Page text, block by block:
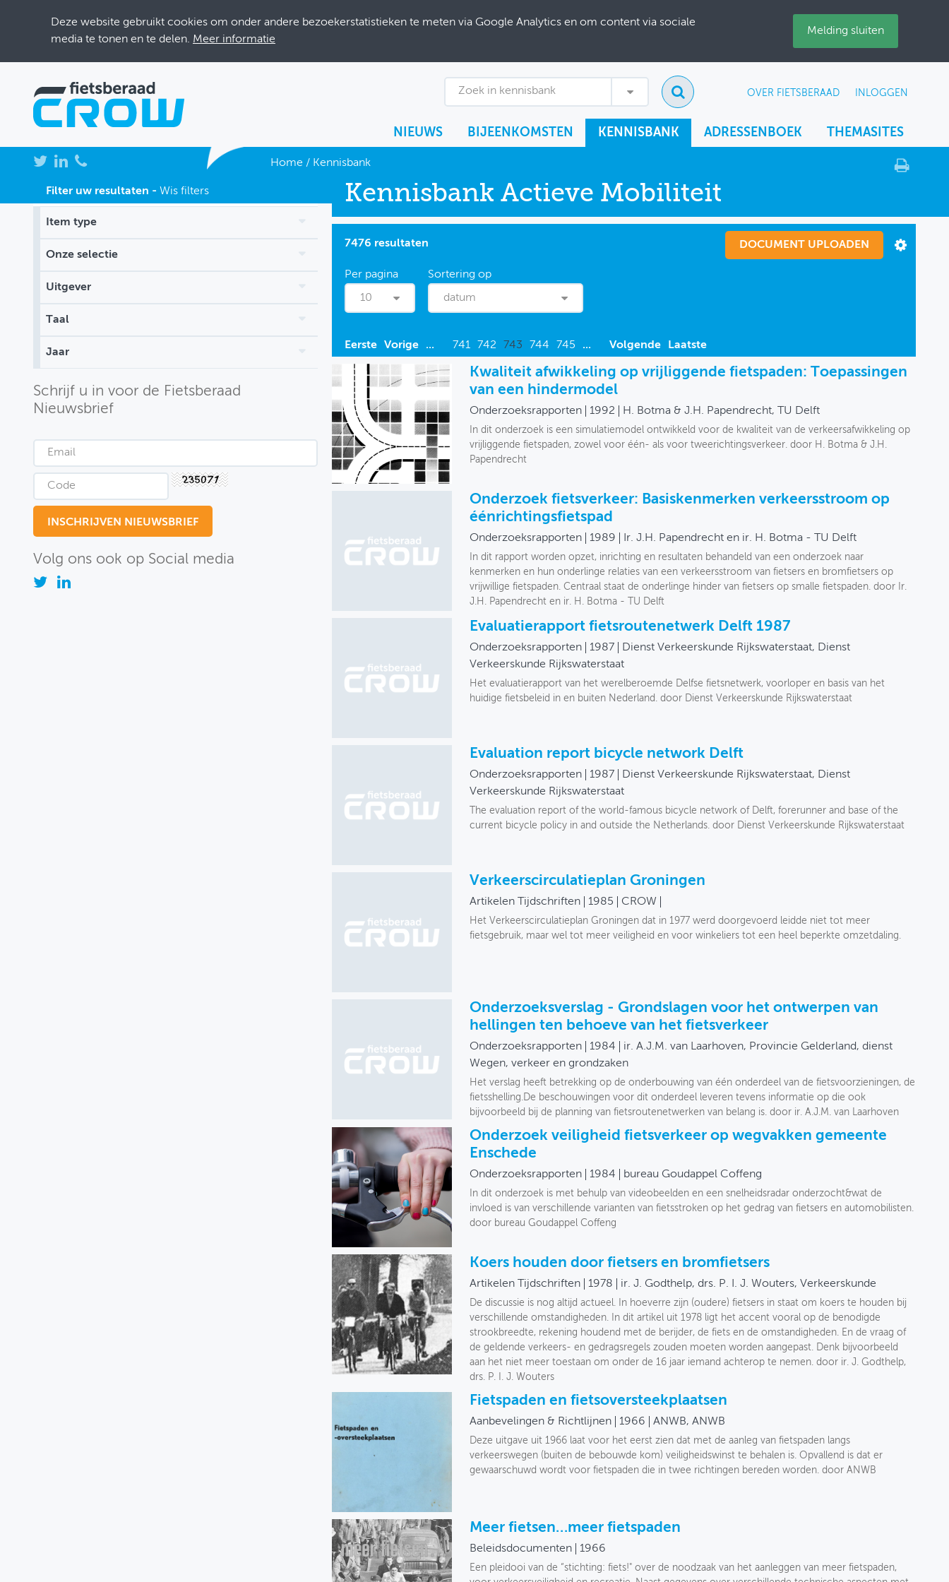
Deze website gebruikt cookies om onder andere bezoekerstatistieken te meten via Google Analytics en om content via sociale
media te tonen en te delen. Meer informatie
Melding sluiten
Zoek in kennisbank OVER FIETSBERAAD INLOGGEN
NIEUWS BIJEENKOMSTEN KENNISBANK ADRESSENBOEK THEMASITES
NIEUWS
BIJEENKOMSTEN
KENNISBANK
ADRESSENBOEK
OVER FIETSBERAAD
Home / Kennisbank
Filter uw resultaten - Wis filters
Item type
Onze selectie
Uitgever
Taal
Jaar
Schrijf u in voor de Fietsberaad
Nieuwsbrief
Volg ons ook op Social media
Kennisbank Actieve Mobiliteit
7476 resultaten DOCUMENT UPLOADEN
10 datum
Eerste Vorige ... 741 742 743 744 745 ... Volgende Laatste
Kwaliteit afwikkeling op vrijliggende fietspaden: Toepassingen
van een hindermodel
Onderzoeksrapporten 1992 H. Botma & J.H. Papendrecht, TU Delft
In dit onderzoek is een simulatiemodel ontwikkeld voor de kwaliteit van de verkeersafwikkeling op
vrijliggende fietspaden, zowel voor één- als voor tweerichtingsverkeer. door H. Botma & J.H.
Papendrecht
Onderzoek fietsverkeer: Basiskenmerken verkeersstroom op
éénrichtingsfietspad
Onderzoeksrapporten 1989 Ir. J.H. Papendrecht en ir. H. Botma - TU Delft
In dit rapport worden opzet, inrichting en resultaten behandeld van een onderzoek naar
kenmerken en hun onderlinge relaties van een verkeersstroom van fietsers en bromfietsers op
vrijwillige fietspaden. Centraal staat de onderlinge hinder van fietsers op smalle fietspaden. door Ir.
J.H. Papendrecht en ir. H. Botma - TU Delft
Evaluatierapport fietsroutenetwerk Delft 1987
Onderzoeksrapporten 1987
Dienst Verkeerskunde Rijkswaterstaat, Dienst
Verkeerskunde Rijkswaterstaat
Het evaluatierapport van het werelberoemde Delfse fietsnetwerk, voorloper en basis van het
huidige fietsbeleid in en buiten Nederland. door Dienst Verkeerskunde Rijkswaterstaat
Evaluation report bicycle network Delft
Onderzoeksrapporten 1987
Dienst Verkeerskunde Rijkswaterstaat, Dienst
Verkeerskunde Rijkswaterstaat
The evaluation report of the world-famous bicycle network of Delft, forerunner and base of the
current bicycle policy in and outside the Netherlands. door Dienst Verkeerskunde Rijkswaterstaat
Verkeerscirculatieplan Groningen
Artikelen Tijdschriften 1985 CROW
Het Verkeerscirculatieplan Groningen dat in 1977 werd doorgevoerd leidde niet tot meer
fietsgebruik, maar wel tot meer veiligheid en voor winkeliers tot een heel beperkte omzetdaling.
Onderzoeksverslag - Grondslagen voor het ontwerpen van
hellingen ten behoeve van het fietsverkeer
Onderzoeksrapporten 1984
ir. A.J.M. van Laarhoven, Provincie Gelderland, dienst
Wegen, verkeer en grondzaken
Het verslag heeft betrekking op de onderbouwing van één onderdeel van de fietsvoorzieningen, de
fietsshelling.De beschouwingen voor dit onderdeel leveren tevens informatie op die ook
bijvoorbeeld bij de planning van fietsroutenetwerken van belang is. door ir. A.J.M. van Laarhoven
Onderzoek veiligheid fietsverkeer op wegvakken gemeente
Enschede
Onderzoeksrapporten 1984 bureau Goudappel Coffeng
In dit onderzoek is met behulp van videobeelden en een snelheidsradar onderzocht&wat de
invloed is van verschillende varianten van fietsstroken op het gedrag van fietsers en automobilisten.
door bureau Goudappel Coffeng
Koers houden door fietsers en bromfietsers
Artikelen Tijdschriften 1978 ir. J. Godthelp, drs. P. I. J. Wouters, Verkeerskunde
De discussie is nog altijd actueel. In hoeverre zijn (oudere) fietsers in staat om koers te houden bij
verschillende omstandigheden. In dit artikel uit 1978 ligt het accent vooral op de benodigde
strookbreedte, rekening houdend met de berijder, de fiets en de omstandigheden. En de vraag of
de geldende verkeers- en gedragsregels zouden moeten worden aangepast. Denk bijvoorbeeld
aan het niet meer toestaan om onder de 16 jaar iemand achterop te nemen. door ir. J. Godthelp,
drs. P. I. J. Wouters
Fietspaden en fietsoversteekplaatsen
Aanbevelingen & Richtlijnen 1966 ANWB, ANWB
Deze uitgave uit 1966 laat voor het eerst zien dat met de aanleg van fietspaden langs
verkeerswegen (buiten de bebouwde kom) veiligheidswinst te behalen is. Opvallend is dat er
gewaarschuwd wordt voor fietspaden die in twee richtingen bereden worden. door ANWB
Meer fietsen…meer fietspaden
Beleidsdocumenten 1966
Een pleidooi van de “stichting: fiets!" over de noodzaak van het aanleggen van meer fietspaden,